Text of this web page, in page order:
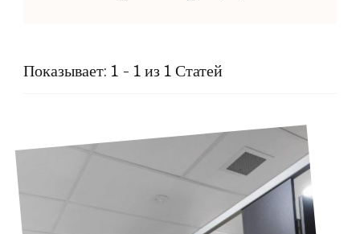
Показывает: 1 - 1 из 1 Статей